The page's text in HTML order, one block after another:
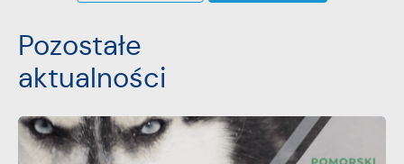
Pozostałe
aktualności